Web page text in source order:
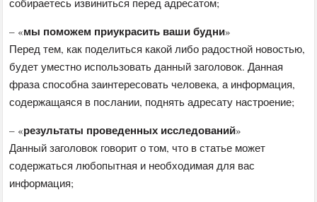
– «мы поможем приукрасить ваши будни»
Перед тем, как поделиться какой либо радостной новостью,
будет уместно использовать данный заголовок. Данная
фраза способна заинтересовать человека, а информация,
содержащаяся в послании, поднять адресату настроение;
– «результаты проведенных исследований»
Данный заголовок говорит о том, что в статье может
содержаться любопытная и необходимая для вас
информация;